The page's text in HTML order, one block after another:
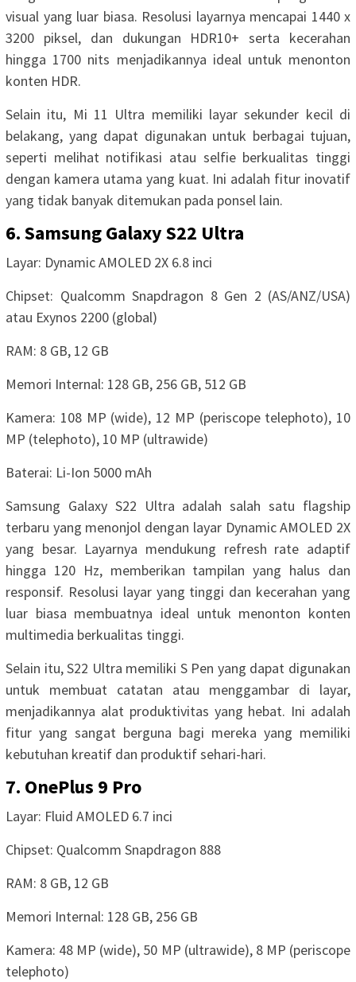
visual yang luar biasa. Resolusi layarnya mencapai 1440 x
3200 piksel, dan dukungan HDR10+ serta kecerahan
hingga 1700 nits menjadikannya ideal untuk menonton
konten HDR.
Selain itu, Mi 11 Ultra memiliki layar sekunder kecil di
belakang, yang dapat digunakan untuk berbagai tujuan,
seperti melihat notifikasi atau selfie berkualitas tinggi
dengan kamera utama yang kuat. Ini adalah fitur inovatif
yang tidak banyak ditemukan pada ponsel lain.
6. Samsung Galaxy S22 Ultra
Layar: Dynamic AMOLED 2X 6.8 inci
Chipset: Qualcomm Snapdragon 8 Gen 2 (AS/ANZ/USA)
atau Exynos 2200 (global)
RAM: 8 GB, 12 GB
Memori Internal: 128 GB, 256 GB, 512 GB
Kamera: 108 MP (wide), 12 MP (periscope telephoto), 10
MP (telephoto), 10 MP (ultrawide)
Baterai: Li-Ion 5000 mAh
Samsung Galaxy S22 Ultra adalah salah satu flagship
terbaru yang menonjol dengan layar Dynamic AMOLED 2X
yang besar. Layarnya mendukung refresh rate adaptif
hingga 120 Hz, memberikan tampilan yang halus dan
responsif. Resolusi layar yang tinggi dan kecerahan yang
luar biasa membuatnya ideal untuk menonton konten
multimedia berkualitas tinggi.
Selain itu, S22 Ultra memiliki S Pen yang dapat digunakan
untuk membuat catatan atau menggambar di layar,
menjadikannya alat produktivitas yang hebat. Ini adalah
fitur yang sangat berguna bagi mereka yang memiliki
kebutuhan kreatif dan produktif sehari-hari.
7. OnePlus 9 Pro
Layar: Fluid AMOLED 6.7 inci
Chipset: Qualcomm Snapdragon 888
RAM: 8 GB, 12 GB
Memori Internal: 128 GB, 256 GB
Kamera: 48 MP (wide), 50 MP (ultrawide), 8 MP (periscope
telephoto)